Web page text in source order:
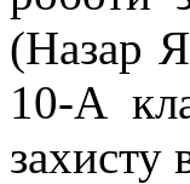
(Назар
10-А
захисту